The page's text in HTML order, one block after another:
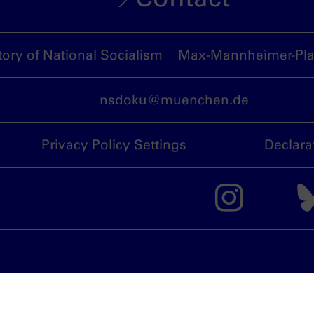
of National Socialism Max-Mannheimer-
nsdoku@muenchen.de
Privacy Policy Settings
The